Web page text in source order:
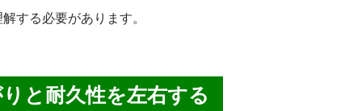
する必要があります。
と耐久性を左右する